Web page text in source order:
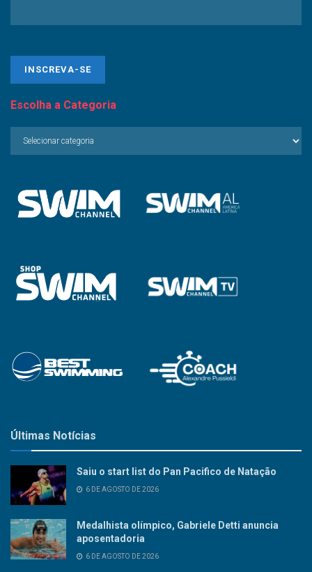
Escolha a Categoria
Últimas Notícias
Saiu o start list do Pan Pacifico de Natação
6 DE AGOSTO DE 2026
Medalhista olímpico, Gabriele Detti anuncia
aposentadoria
6 DE AGOSTO DE 2026